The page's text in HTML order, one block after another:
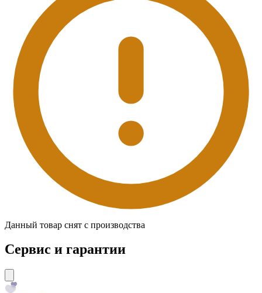
Данный товар снят с производства
Сервис и гарантии